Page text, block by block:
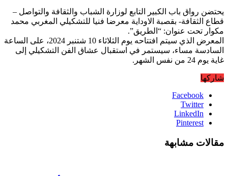
يحتضن رواق باب الكبير التابع لوزارة الشباب والثقافة والتواصل –
قطاع الثقافة- بقصبة الاوداية معرضا فنيا للتشكيلي المغربي محمد
مكوار تحت عنوان: “الطريق”.
المعرض الذي سيتم افتتاحه يوم الثلاثاء 10 شتنبر 2024، على الساعة
السادسة مساء، سيستمر في استقبال عشاق الفن التشكيلي إلى
غاية يوم 24 من نفس الشهر.
شاركها
Facebook
Twitter
LinkedIn
Pinterest
مقالات مشابهة